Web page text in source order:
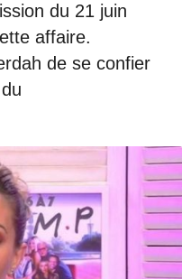
du 21 juin
affaire.
de se confier